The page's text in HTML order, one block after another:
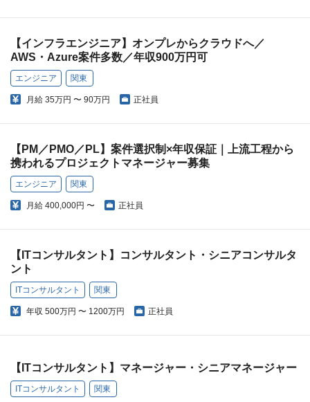
【インフラエンジニア】オンプレからクラウドへ／
AWS・Azure案件多数／年収900万円可
エンジニア 関東
月給 35万円 〜 90万円 正社員
【PM／PMO／PL】案件選択制×年収保証｜上流工程から
携われるプロジェクトマネージャー募集
エンジニア 関東
月給 400,000円 〜 正社員
【ITコンサルタント】コンサルタント・シニアコンサルタ
ント
ITコンサルタント 関東
年収 500万円 〜 1200万円 正社員
【ITコンサルタント】マネージャー・シニアマネージャー
ITコンサルタント 関東